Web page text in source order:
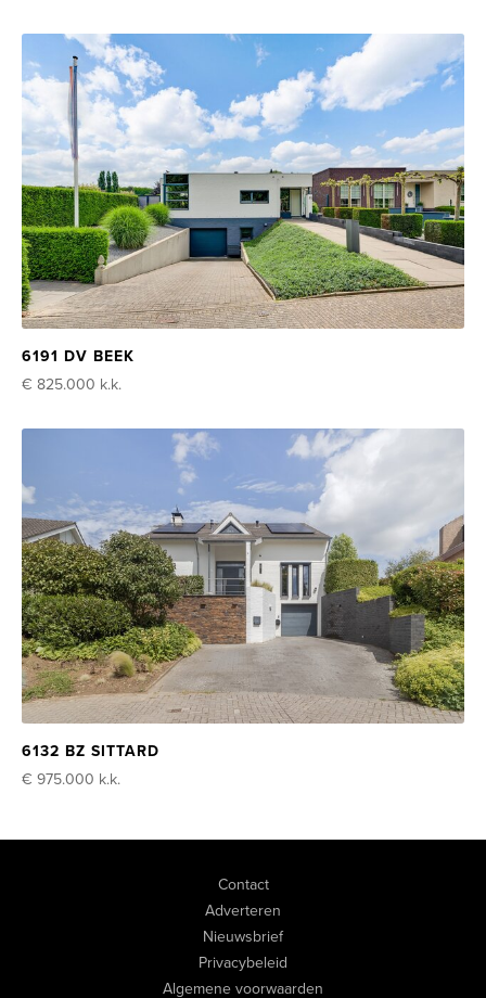
6191 DV BEEK
€ 825.000 k.k.
6132 BZ SITTARD
€ 975.000 k.k.
Contact
Adverteren
Nieuwsbrief
Privacybeleid
Algemene voorwaarden